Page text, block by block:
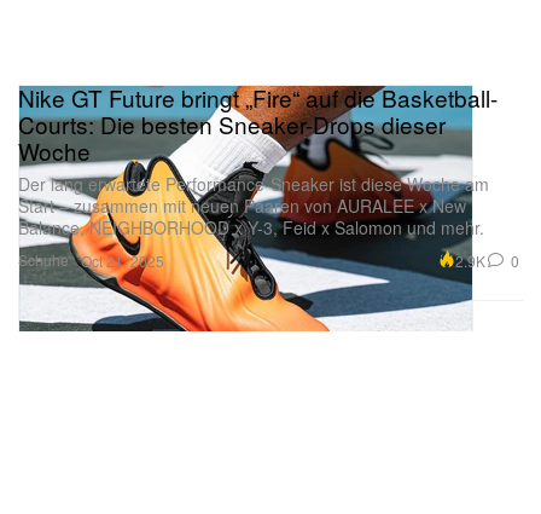
Schuhe
Nike GT Future bringt „Fire“ auf die Basketball-
Courts: Die besten Sneaker-Drops dieser
Woche
Der lang erwartete Performance-Sneaker ist diese Woche am
Start – zusammen mit neuen Paaren von AURALEE x New
Balance, NEIGHBORHOOD x Y-3, Feid x Salomon und mehr.
Oct 21, 2025 2.9K 0